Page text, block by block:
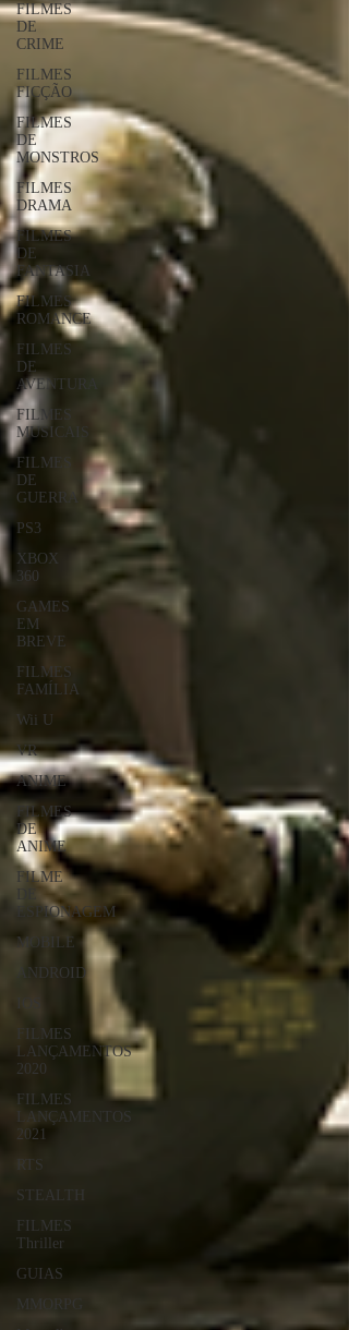
FILMES
DE
CRIME
FILMES
FICÇÃO
FILMES
DE
MONSTROS
FILMES
DRAMA
FILMES
DE
FANTASIA
FILMES
ROMANCE
FILMES
DE
AVENTURA
FILMES
MUSICAIS
FILMES
DE
GUERRA
PS3
XBOX
360
GAMES
EM
BREVE
FILMES
FAMÍLIA
Wii U
VR
ANIME
FILMES
DE
ANIME
FILME
ESPIONAGEM
MOBILE
ANDROID
FILMES
LANÇAMENTOS
2020
FILMES
LANÇAMENTOS
2021
RTS
STEALTH
FILMES
Thriller
GUIAS
MMORPG